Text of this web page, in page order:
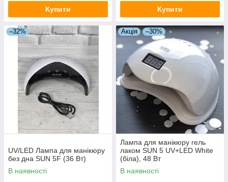
Купити Купити
–32%
UV/LED Лампа для манікюру
без дна SUN 5F (36 Вт)
В наявності
Акція –30%
Лампа для манікюру гель
лаком SUN 5 UV+LED White
(біла), 48 Вт
В наявності